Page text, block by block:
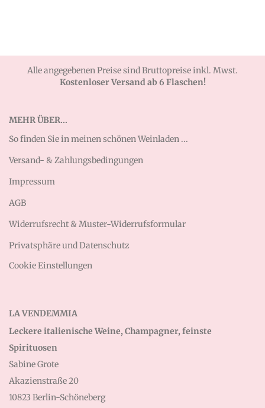
Alle angegebenen Preise sind Bruttopreise inkl. Mwst.
Kostenloser Versand ab 6 Flaschen!
MEHR ÜBER...
So finden Sie in meinen schönen Weinladen ...
Versand- & Zahlungsbedingungen
Impressum
AGB
Widerrufsrecht & Muster-Widerrufsformular
Privatsphäre und Datenschutz
Cookie Einstellungen
LA VENDEMMIA
Leckere italienische Weine, Champagner, feinste
Spirituosen
Sabine Grote
Akazienstraße 20
10823 Berlin-Schöneberg